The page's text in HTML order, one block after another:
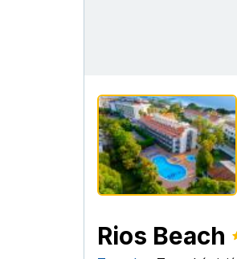
Rios Beach